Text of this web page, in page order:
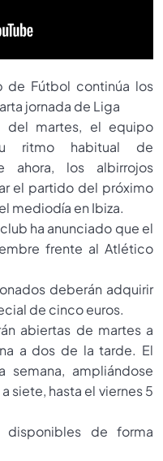
de Fútbol continúa los
jornada de Liga
del martes, el equipo
ritmo habitual de
ahora, los albirrojos
el partido del próximo
mediodía en Ibiza.
ha anunciado que el
frente al Atlético
deberán adquirir
de cinco euros.
abiertas de martes a
a dos de la tarde. El
semana, ampliándose
siete, hasta el viernes 5
disponibles de forma